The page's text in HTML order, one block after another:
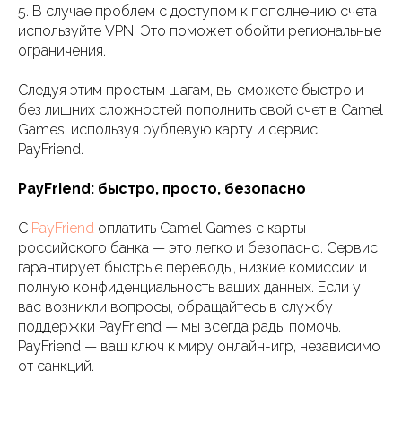
5. В случае проблем с доступом к пополнению счета
используйте VPN. Это поможет обойти региональные
ограничения.
Следуя этим простым шагам, вы сможете быстро и
без лишних сложностей пополнить свой счет в Camel
Games, используя рублевую карту и сервис
PayFriend.
PayFriend: быстро, просто, безопасно
С PayFriend оплатить Camel Games с карты
российского банка — это легко и безопасно. Сервис
гарантирует быстрые переводы, низкие комиссии и
полную конфиденциальность ваших данных. Если у
вас возникли вопросы, обращайтесь в службу
поддержки PayFriend — мы всегда рады помочь.
PayFriend — ваш ключ к миру онлайн-игр, независимо
от санкций.